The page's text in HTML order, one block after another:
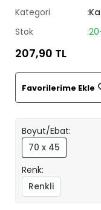
Kategori
Stok
207,90 TL
Favorilerime Ekle
Boyut/Ebat:
70 x 45
Renk:
Renkli